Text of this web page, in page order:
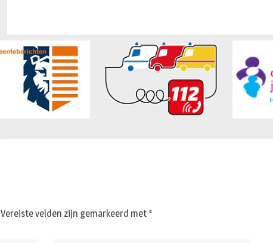
Vereiste velden zijn gemarkeerd met *